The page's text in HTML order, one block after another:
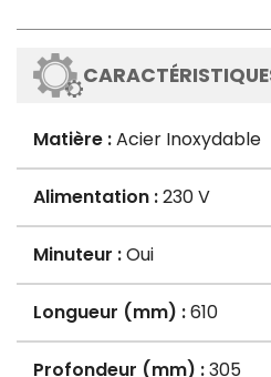
Matière :Acier Inoxydable
Alimentation :230 V
Minuteur :Oui
Longueur (mm) :610
Profondeur (mm) :305